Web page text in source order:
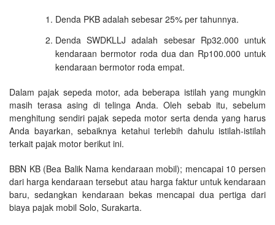
Denda PKB adalah sebesar 25% per tahunnya.
Denda SWDKLLJ adalah sebesar Rp32.000 untuk
kendaraan bermotor roda dua dan Rp100.000 untuk
kendaraan bermotor roda empat.
Dalam pajak sepeda motor, ada beberapa istilah yang mungkin
masih terasa asing di telinga Anda. Oleh sebab itu, sebelum
menghitung sendiri pajak sepeda motor serta denda yang harus
Anda bayarkan, sebaiknya ketahui terlebih dahulu istilah-istilah
terkait pajak motor berikut ini.
BBN KB (Bea Balik Nama kendaraan mobil); mencapai 10 persen
dari harga kendaraan tersebut atau harga faktur untuk kendaraan
baru, sedangkan kendaraan bekas mencapai dua pertiga dari
biaya pajak mobil Solo, Surakarta.